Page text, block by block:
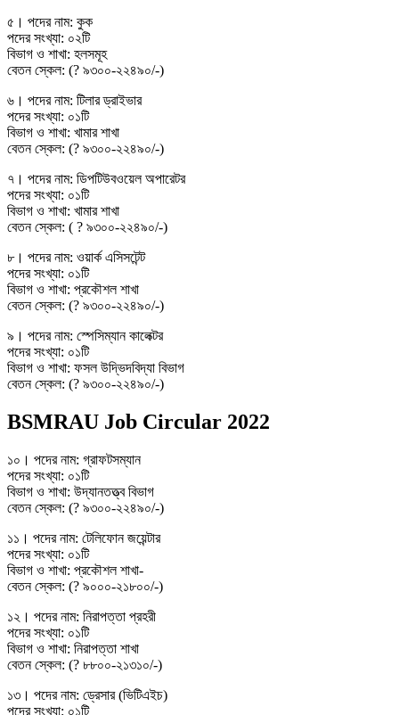
৫। পদের নাম: কুক
পদের সংখ্যা: ০২টি
বিভাগ ও শাখা: হলসমূহ
বেতন স্কেল: (? ৯৩০০-২২৪৯০/-)
৬। পদের নাম: টিলার ড্রাইভার
পদের সংখ্যা: ০১টি
বিভাগ ও শাখা: খামার শাখা
বেতন স্কেল: (? ৯৩০০-২২৪৯০/-)
৭। পদের নাম: ডিপটিউবওয়েল অপারেটর
পদের সংখ্যা: ০১টি
বিভাগ ও শাখা: খামার শাখা
বেতন স্কেল: ( ? ৯৩০০-২২৪৯০/-)
৮। পদের নাম: ওয়ার্ক এসিসটেন্ট
পদের সংখ্যা: ০১টি
বিভাগ ও শাখা: প্রকৌশল শাখা
বেতন স্কেল: (? ৯৩০০-২২৪৯০/-)
৯। পদের নাম: স্পেসিম্যান কালেক্টর
পদের সংখ্যা: ০১টি
বিভাগ ও শাখা: ফসল উদ্ভিদবিদ্যা বিভাগ
বেতন স্কেল: (? ৯৩০০-২২৪৯০/-)
BSMRAU Job Circular 2022
১০। পদের নাম: গ্রাফটসম্যান
পদের সংখ্যা: ০১টি
বিভাগ ও শাখা: উদ্যানতত্ত্ব বিভাগ
বেতন স্কেল: (? ৯৩০০-২২৪৯০/-)
১১। পদের নাম: টেলিফোন জয়েন্টার
পদের সংখ্যা: ০১টি
বিভাগ ও শাখা: প্রকৌশল শাখা-
বেতন স্কেল: (? ৯০০০-২১৮০০/-)
১২। পদের নাম: নিরাপত্তা প্রহরী
পদের সংখ্যা: ০১টি
বিভাগ ও শাখা: নিরাপত্তা শাখা
বেতন স্কেল: (? ৮৮০০-২১৩১০/-)
১৩। পদের নাম: ড্রেসার (ভিটিএইচ)
পদের সংখ্যা: ০১টি